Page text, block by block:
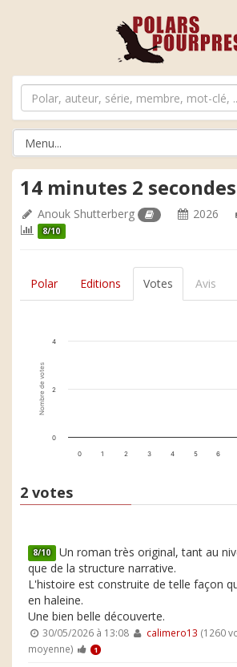
14 minutes 2 secondes
Anouk Shutterberg 2026
8/10
Polar Editions Votes Avis
Nombre de votes
0 1 2 3 4 5 6
0
2
4
2 votes
8/10 Un roman très original, tant au
que de la structure narrative.
L'histoire est construite de telle façon
en haleine.
Une bien belle découverte.
30/05/2026 à 13:08 calimero13 (1260
moyenne)
1